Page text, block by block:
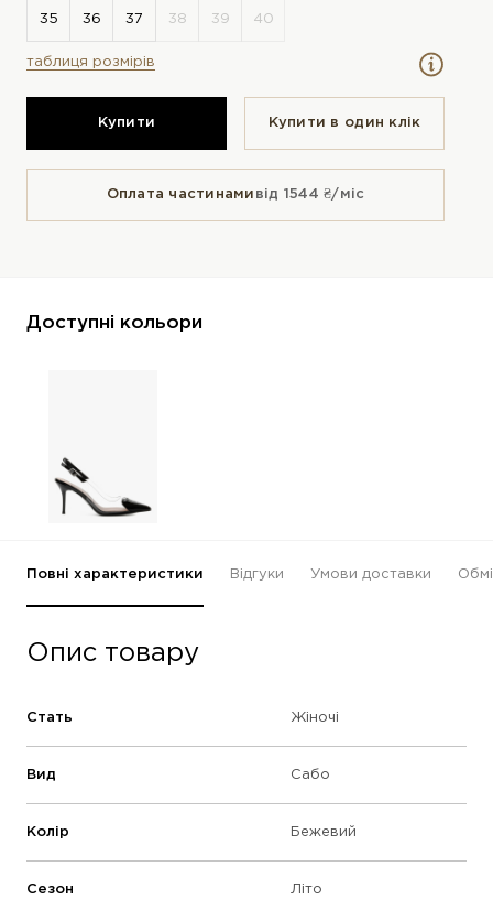
таблиця розмірів
Купити Купити в один клiк
Оплата частинами від 1544 ₴/міс
Доступні кольори
Повні характеристики Відгуки Умови доставки
Опис товару
Стать Жіночі
Вид Сабо
Колір Бежевий
Сезон Літо